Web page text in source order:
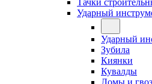
Тачки
Ударный
Ударный
Зубила
Киянки
Кувалды
Ломы и